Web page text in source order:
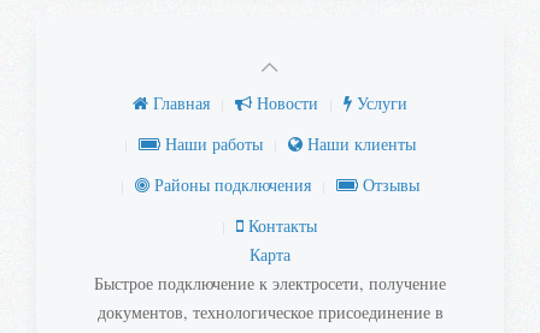
Главная Новости
Услуги
Наши работы
Наши клиенты
Районы подключения
Отзывы
Контакты
Карта
Быстрое подключение к электросети, получение
документов, технологическое присоединение в